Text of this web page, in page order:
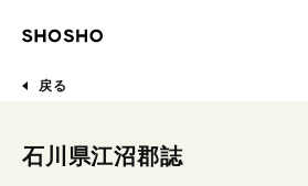
戻る
石川県江沼郡誌